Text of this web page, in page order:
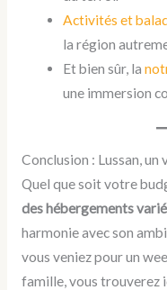
Activités et
la région
Et bien sûr, la
une immersion
Conclusion : Lussan,
Quel que soit votre
des hébergements
harmonie avec son
vous veniez pour un
famille, vous trouverez